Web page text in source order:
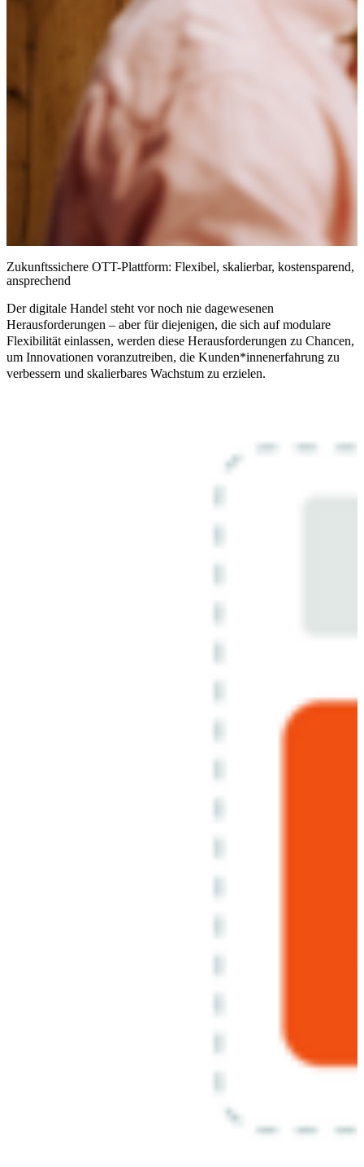
Zukunftssichere OTT-Plattform: Flexibel, skalierbar, kostensparend,
ansprechend
Der digitale Handel steht vor noch nie dagewesenen
Herausforderungen – aber für diejenigen, die sich auf modulare
Flexibilität einlassen, werden diese Herausforderungen zu Chancen,
um Innovationen voranzutreiben, die Kunden*innenerfahrung zu
verbessern und skalierbares Wachstum zu erzielen.